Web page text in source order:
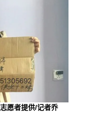
愿者提供/记者乔